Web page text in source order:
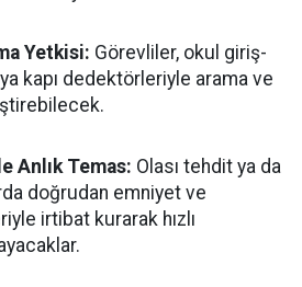
Yetkisi: Görevliler, okul giriş-
kapı dedektörleriyle arama ve
Anlık Temas: Olası tehdit ya da
doğrudan emniyet ve
irtibat kurarak hızlı